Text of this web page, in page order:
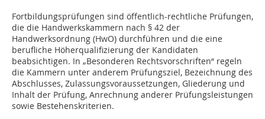
Fortbildungsprüfungen sind öffentlich-rechtliche Prüfungen,
die die Handwerkskammern nach § 42 der
Handwerksordnung (HwO) durchführen und die eine
berufliche Höherqualifizierung der Kandidaten
beabsichtigen. In „Besonderen Rechtsvorschriften“ regeln
die Kammern unter anderem Prüfungsziel, Bezeichnung des
Abschlusses, Zulassungsvoraussetzungen, Gliederung und
Inhalt der Prüfung, Anrechnung anderer Prüfungsleistungen
sowie Bestehenskriterien.